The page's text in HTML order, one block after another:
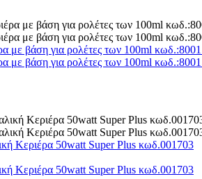
με βάση για ρολέτες των 100ml
με βάση για ρολέτες των 100ml
Κεριέρα 50watt Super Plus κωδ.001703
Κεριέρα 50watt Super Plus κωδ.001703